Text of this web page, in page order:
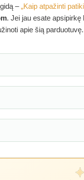
–„Kaip atpažinti
. Jei jau esate apsipirkę
apie šią parduotuvę.